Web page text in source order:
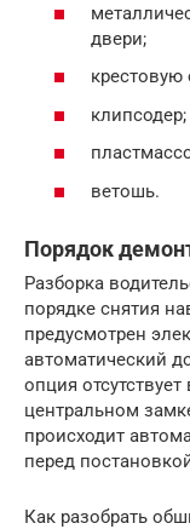
двери;
крестовую
клипсодер;
ветошь.
Порядок
Разборка
порядке снятия
предусмотрен
автоматический
опция
центральном
происходит
перед
Как разобрать